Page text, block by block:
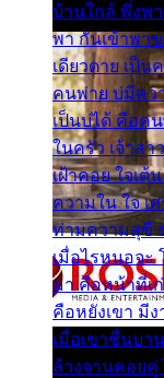
บ้านใกล้ พึ่งพา
พา กันเข้าพา
เดียวดาย เป็น
คนพ่าย บ่มีควา
เป็นบ่ได้ คือค
ในครัว เจ้าสา
เฝ้าคอย ใจเต้
ความใน ใจ เ
ท่ามความสุขี
เมื่อไรหนอจะ
มา คือหน้าที่เ
คือหยังเขา มี
เมื่อเขาชื่นบา
ล้างจานคอยคู่